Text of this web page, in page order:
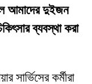
আমাদের দুইজন
ব্যবস্থা করা
সার্ভিসের কর্মীরা